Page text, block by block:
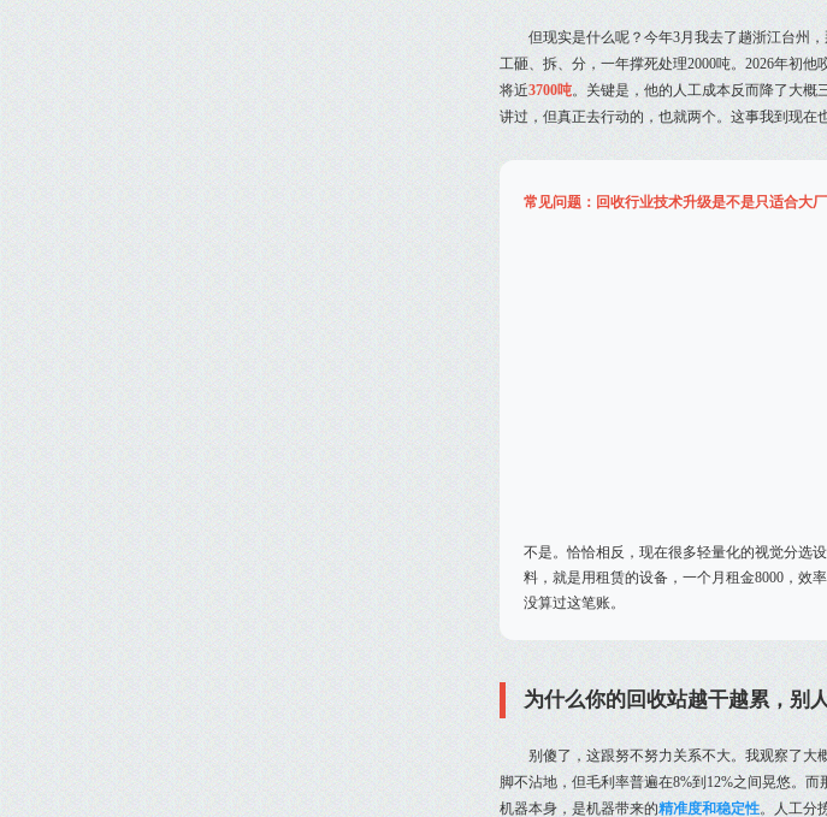
但现实是什么呢？今年3月我去了趟浙江台州
工砸、拆、分，一年撑死处理2000吨。2026年初
将近3700吨。关键是，他的人工成本反而降了大概
讲过，但真正去行动的，也就两个。这事我到现在
常见问题：回收行业技术升级是不是只适合大
不是。恰恰相反，现在很多轻量化的视觉分选
料，就是用租赁的设备，一个月租金8000，效
没算过这笔账。
为什么你的回收站越干越累，别
别傻了，这跟努不努力关系不大。我观察了大
脚不沾地，但毛利率普遍在8%到12%之间晃悠。
机器本身，是机器带来的精准度和稳定性。人工分